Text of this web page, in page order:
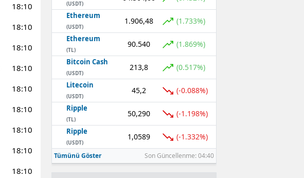
18:10
18:10
18:10
18:10
18:10
18:10
18:10
18:10
18:10
(USDT)
Ethereum
(USDT)
1.906,48 (1.733%)
Ethereum
(TL)
90.540 (1.869%)
Bitcoin Cash
(USDT)
213,8 (0.517%)
Litecoin
(USDT)
45,2 (-0.088%)
Ripple
(TL)
50,290 (-1.198%)
Ripple
(USDT)
1,0589 (-1.332%)
Tümünü Göster Son Güncellenme: 04:40